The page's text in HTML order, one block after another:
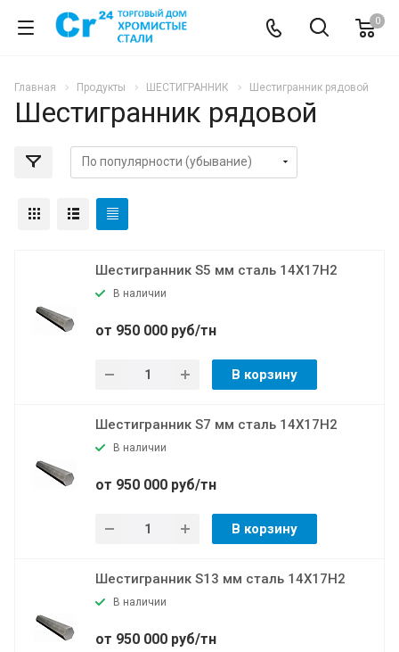
0
Главная Продукты ШЕСТИГРАННИК Шестигранник рядовой
Шестигранник рядовой
Шестигранник S5 мм сталь 14Х17Н2
В наличии
от 950 000 руб/тн
В корзину
Шестигранник S7 мм сталь 14Х17Н2
В наличии
от 950 000 руб/тн
В корзину
Шестигранник S13 мм сталь 14Х17Н2
В наличии
от 950 000 руб/тн